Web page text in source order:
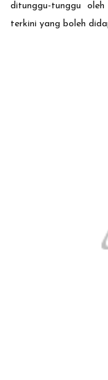
ditunggu-tunggu
terkini yang boleh